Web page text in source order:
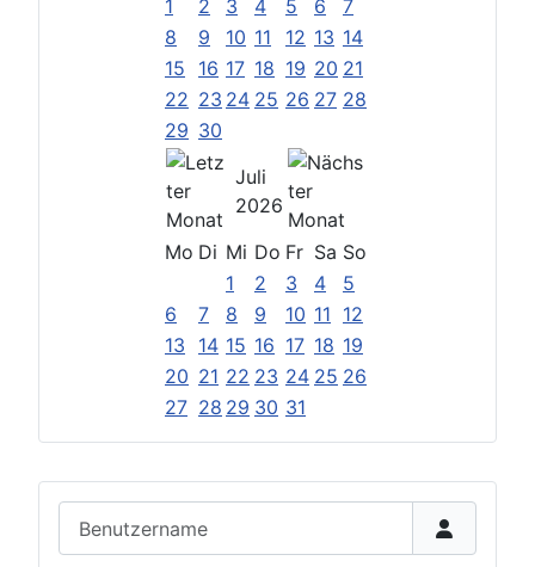
1
2 3 4 5 6
7
8
9 10 11 12 13 14
15
16 17 18 19 20 21
22 23 24 25 26 27 28
29 30
Juli
2026
Mo Di Mi Do Fr Sa So
1
2 3 4
5
6
7 8 9 10 11 12
13
14 15 16 17 18 19
20 21 22 23 24 25 26
27 28 29 30 31